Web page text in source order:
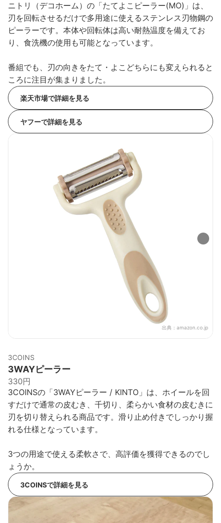
ニトリ（デコホーム）の「たてよこピーラー(MO)」は、
刃を回転させるだけで多用途に使えるステンレス刃物鋼の
ピーラーです。本体や回転体は高い耐熱温度を備えてお
り、食洗機の使用も可能となっています。
番組でも、刃の向きをたて・よこどちらにも変えられると
ころに注目が集まりました。
楽天市場で詳細を見る
ヤフーで詳細を見る
出典： amazon.co.jp
3COINS
3WAYピーラー
330円
3COINSの「3WAYピーラー / KINTO」は、ホイールを回
すだけで通常の皮むき、千切り、柔らかい食材の皮むきに
刃を切り替えられる商品です。滑り止め付きでしっかり握
れる仕様となっています。
3つの用途で使える柔軟さで、高評価を獲得できるのでし
ょうか。
3COINSで詳細を見る